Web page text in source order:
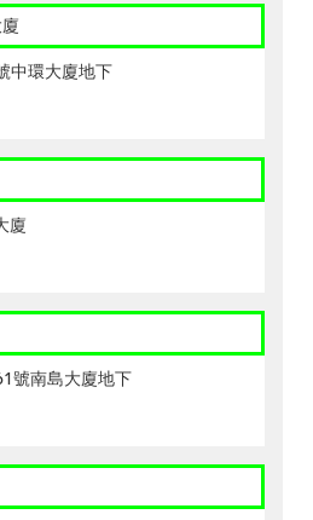
中環大廈地下
廈
號南島大廈地下